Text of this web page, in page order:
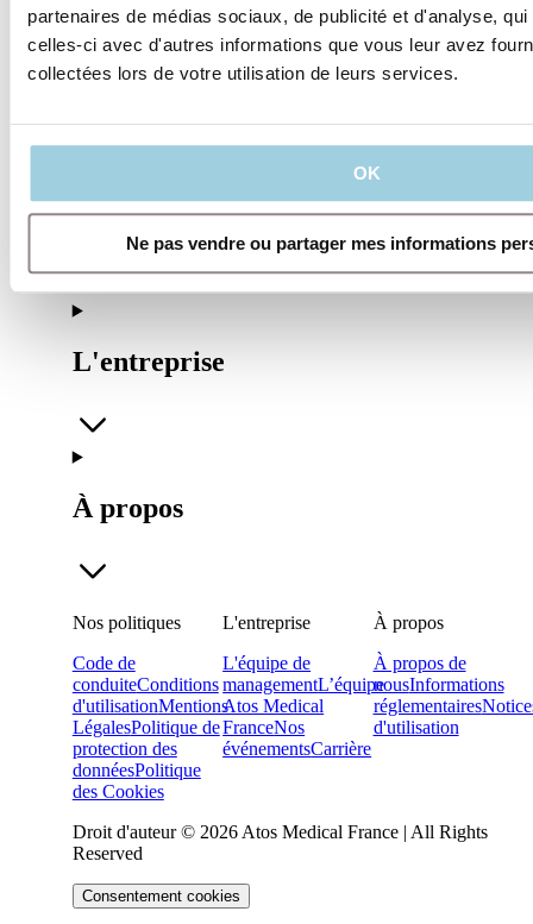
partenaires de médias sociaux, de publicité et d'analyse,
celles-ci avec d'autres informations que vous leur avez
collectées lors de votre utilisation de leurs services.
OK
Ne pas vendre ou partager mes informations
Nos politiques
L'entreprise
À propos
Nos politiques
Code de
conduiteConditions
d'utilisationMentions
LégalesPolitique de
protection des
donnéesPolitique
des Cookies
L'entreprise
L'équipe de
managementL’équipe
Atos Medical
FranceNos
événementsCarrière
À propos
À propos de
nousInformations
réglementaires
d'utilisation
Droit d'auteur © 2026 Atos Medical France | All Rights
Reserved
Consentement cookies